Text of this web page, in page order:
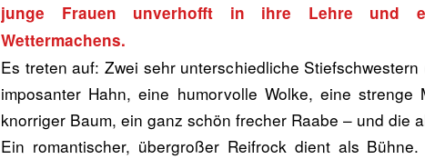
junge Frauen unverhofft in ihre Lehre und
Wettermachens.
Es treten auf: Zwei sehr unterschiedliche
imposanter Hahn, eine humorvolle Wolke, eine
knorriger Baum, ein ganz schön frecher Raabe – und die
Ein romantischer, übergroßer Reifrock dient als